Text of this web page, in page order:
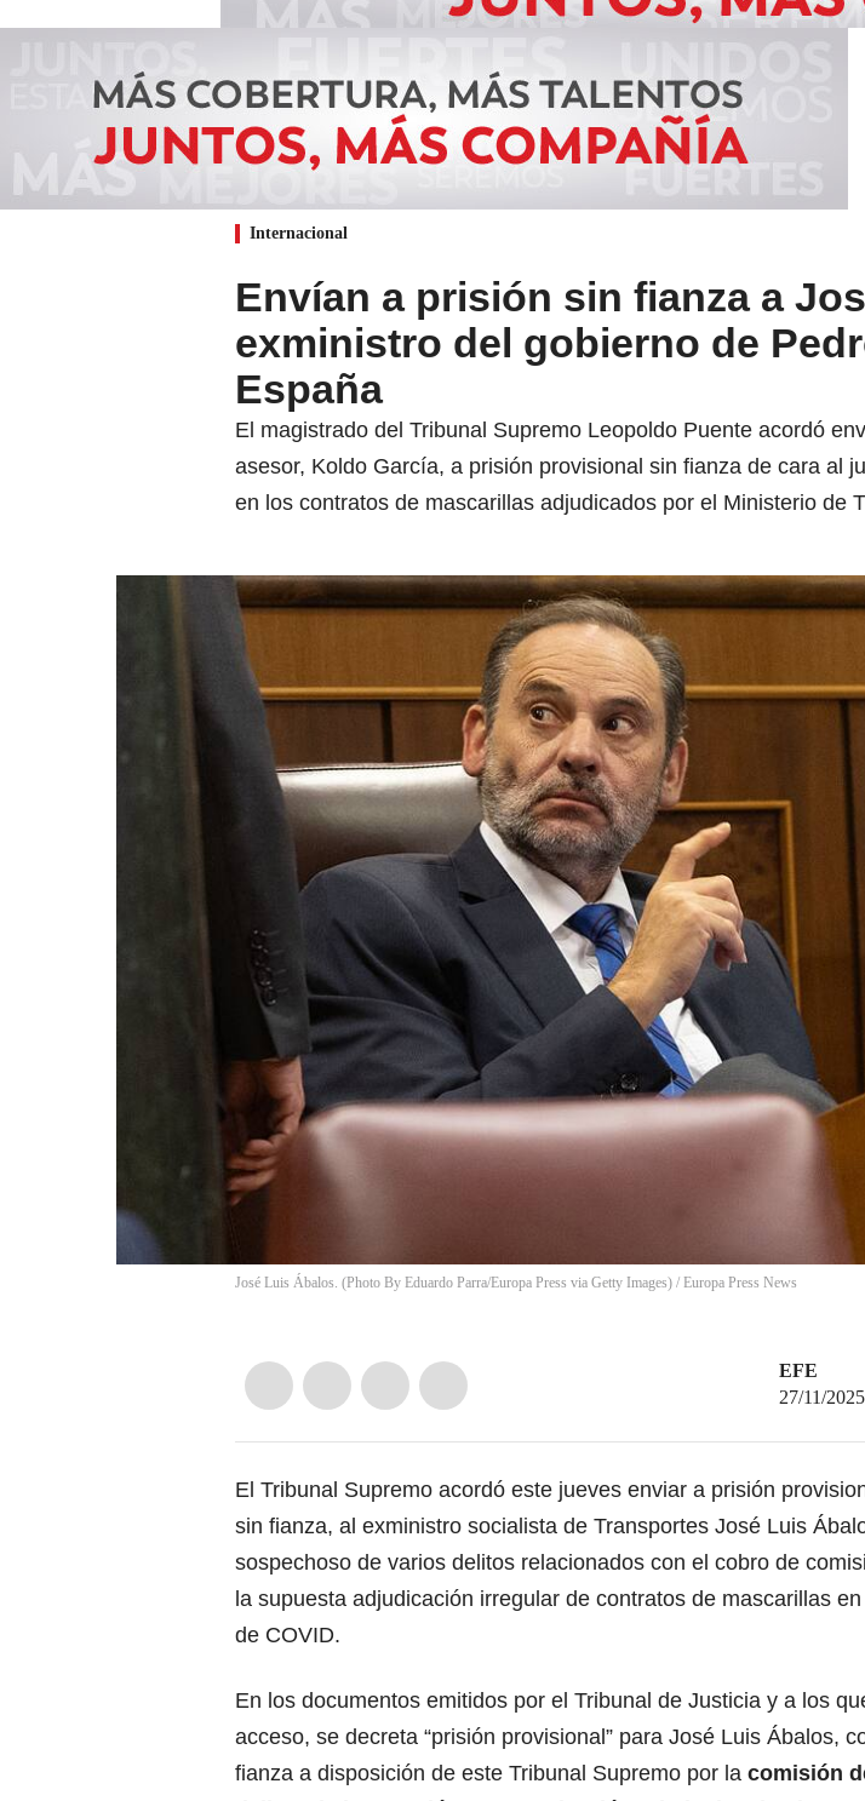
Internacional
Envían a prisión sin fianza a
exministro del gobierno de
España
El magistrado del Tribunal Supremo Leopoldo Puente acordó
asesor, Koldo García, a prisión provisional sin fianza de cara al
en los contratos de mascarillas adjudicados por el Ministerio de
José Luis Ábalos. (Photo By Eduardo Parra/Europa Press via Getty Images) / Europa Press News
EFE
27/11/
El Tribunal Supremo acordó este jueves enviar a prisión
sin fianza, al exministro socialista de Transportes José Luis
sospechoso de varios delitos relacionados con el cobro de
la supuesta adjudicación irregular de contratos de mascarillas
de COVID.
En los documentos emitidos por el Tribunal de Justicia y a los
acceso, se decreta “prisión provisional” para José Luis Ábalos,
fianza a disposición de este Tribunal Supremo por la comisión